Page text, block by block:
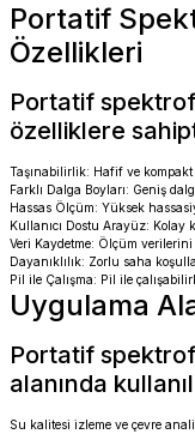
Portatif
Özellikleri
Portatif
özelliklere
Taşınabilirlik: Hafif ve kompakt
Farklı Dalga Boyları: Geniş
Hassas Ölçüm: Yüksek
Kullanıcı Dostu Arayüz: Kolay
Veri Kaydetme: Ölçüm
Dayanıklılık: Zorlu saha
Pil ile Çalışma: Pil ile
Uygulama
Portatif
alanında
Su kalitesi izleme ve çevre